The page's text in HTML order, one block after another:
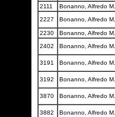
2111 Bonanno, Alfredo M.
2227
Bonanno, Alfredo M.
2230 Bonanno, Alfredo M.
2402
Bonanno, Alfredo M.
3191 Bonanno, Alfredo M.
3192 Bonanno, Alfredo M.
3870 Bonanno, Alfredo M.
3882 Bonanno, Alfredo M.